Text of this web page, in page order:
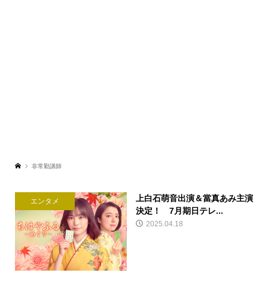
非常勤講師
エンタメ
上白石萌音出演＆當真あみ主演
決定！ 7月期日テレ...
2025.04.18